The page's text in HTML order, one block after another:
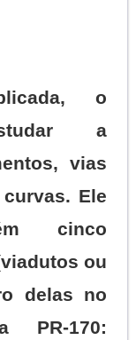
o
a
vias
Ele
cinco
ou
delas no
170: